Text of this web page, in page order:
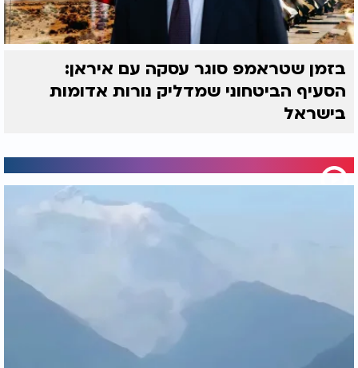
בזמן שטראמפ סוגר עסקה עם איראן:
הסעיף הביטחוני שמדליק נורות אדומות
בישראל